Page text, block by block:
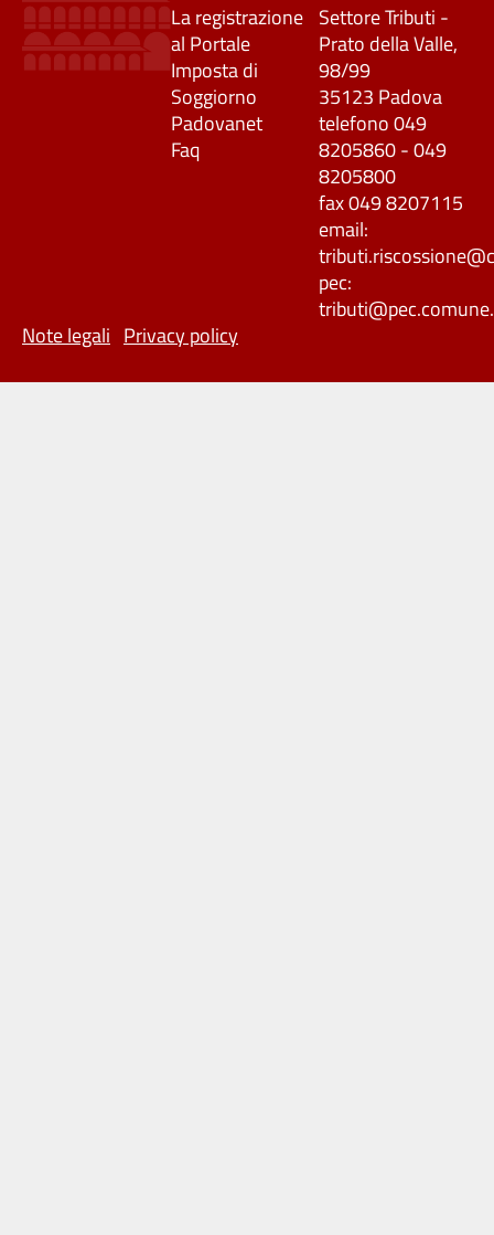
La registrazione
al Portale
Imposta di
Soggiorno
Padovanet
Faq
Settore Tributi -
Prato della Valle,
98/99
35123 Padova
telefono 049
8205860 - 049
8205800
fax 049 8207115
email:
pec:
Note legali Privacy policy